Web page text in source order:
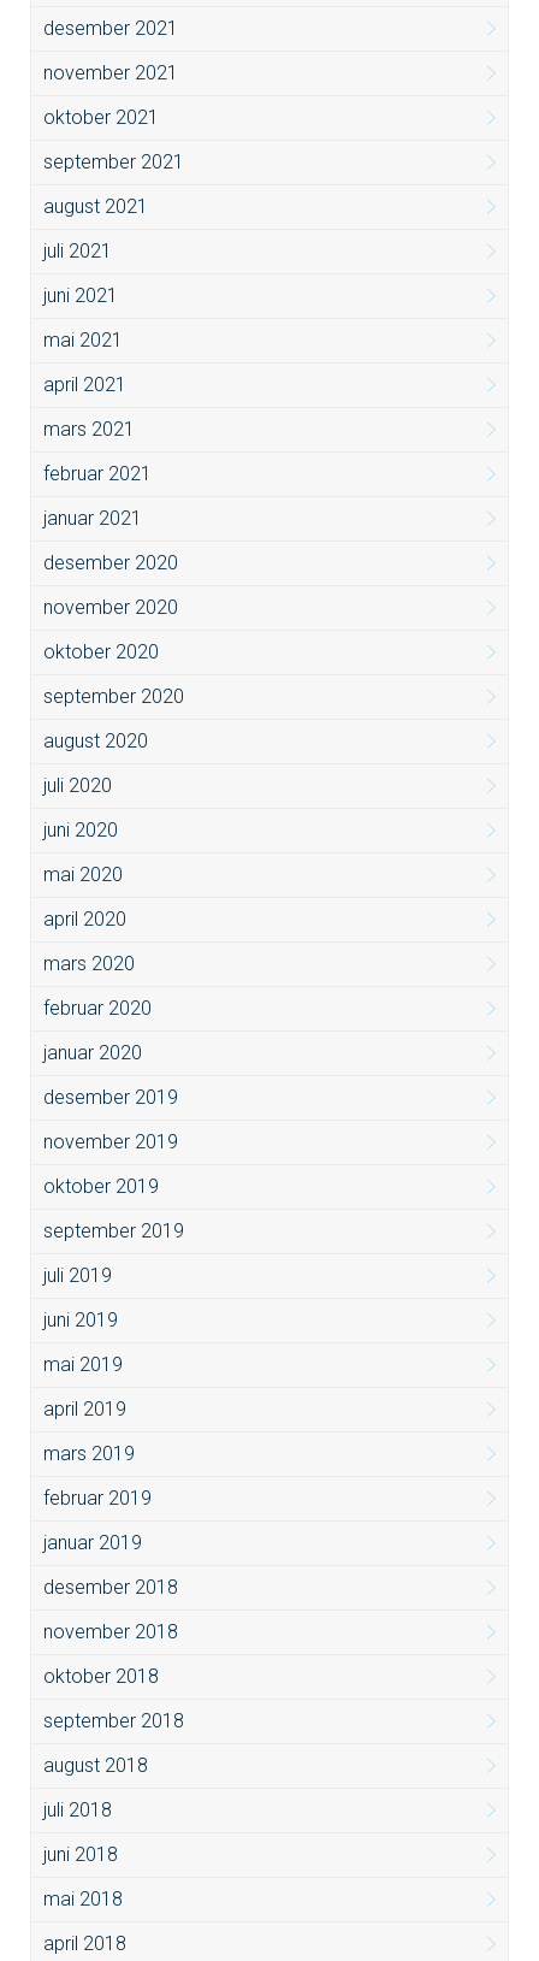
desember 2021
november 2021
oktober 2021
september 2021
august 2021
juli 2021
juni 2021
mai 2021
april 2021
mars 2021
februar 2021
januar 2021
desember 2020
november 2020
oktober 2020
september 2020
august 2020
juli 2020
juni 2020
mai 2020
april 2020
mars 2020
februar 2020
januar 2020
desember 2019
november 2019
oktober 2019
september 2019
juli 2019
juni 2019
mai 2019
april 2019
mars 2019
februar 2019
januar 2019
desember 2018
november 2018
oktober 2018
september 2018
august 2018
juli 2018
juni 2018
mai 2018
april 2018